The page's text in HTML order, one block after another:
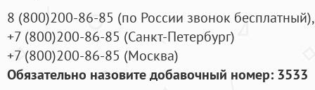
8 (800)200-86-85 (по России звонок бесплатный),
+7 (800)200-86-85 (Санкт-Петербург)
+7 (800)200-86-85 (Москва)
Обязательно назовите добавочный номер: 3533